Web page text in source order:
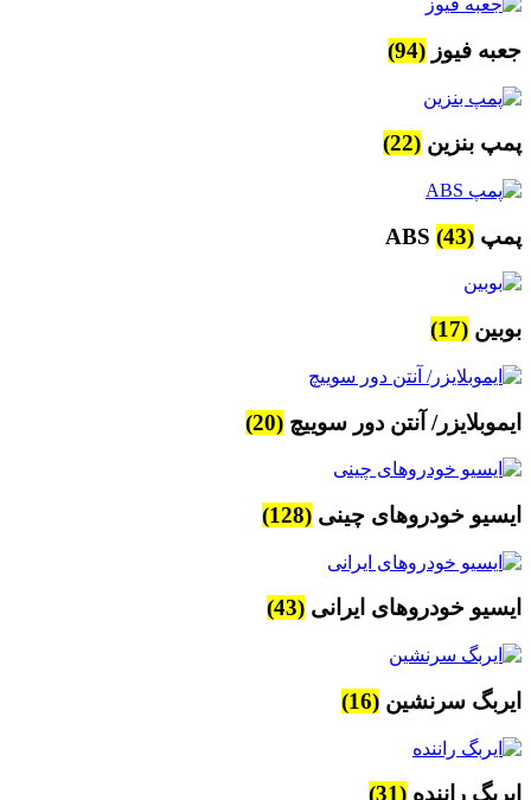
جعبه فیوز (94)
پمپ بنزین (22)
پمپ ABS (43)
بوبین (17)
ایموبلایزر/ آنتن دور سوییچ (20)
ایسیو خودروهای چینی (128)
ایسیو خودروهای ایرانی (43)
ایربگ سرنشین (16)
ایربگ راننده (31)